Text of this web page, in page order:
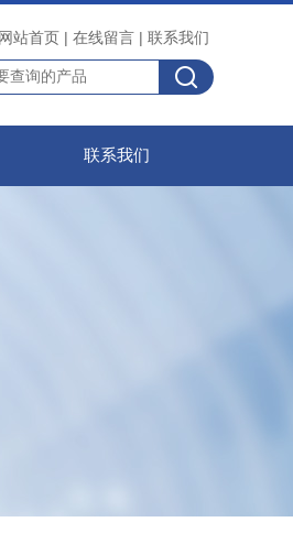
网站首页 | 在线留言 | 联系我们
联系我们